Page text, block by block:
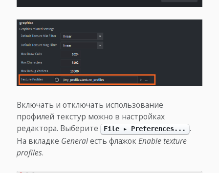
Включать и отключать использование
профилей текстур можно в настройках
редактора. Выберите
File ▸ Preferences...
.
На вкладке Generalесть флажок Enable texture
profiles.